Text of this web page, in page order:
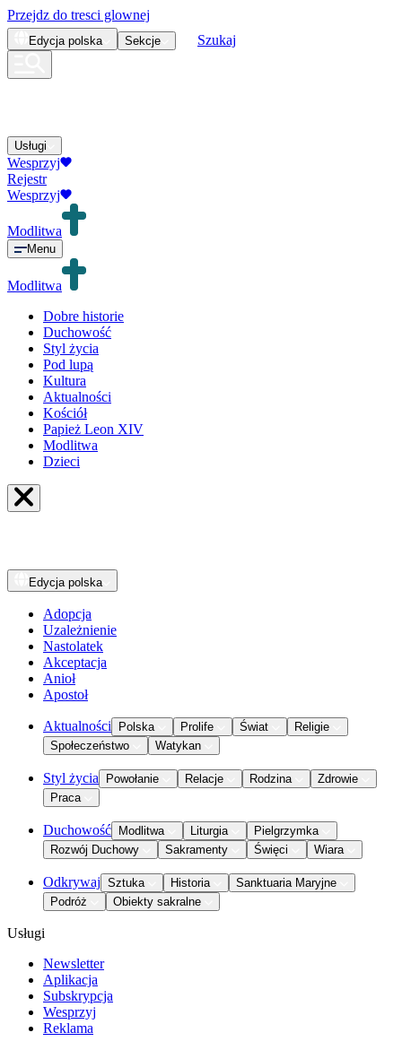
Przejdz do tresci glownej
Edycja polska Sekcje Szukaj
Usługi
Wesprzyj
Rejestr
Wesprzyj
Modlitwa
Menu
Modlitwa
Dobre historie
Duchowość
Styl życia
Pod lupą
Kultura
Aktualności
Kościół
Papież Leon XIV
Modlitwa
Dzieci
Edycja polska
Adopcja
Uzależnienie
Nastolatek
Akceptacja
Anioł
Apostoł
Aktualności Polska Prolife Świat
Religie
Społeczeństwo
Watykan
Styl życia Powołanie Relacje Rodzina
Zdrowie
Praca
Duchowość Modlitwa Liturgia
Pielgrzymka
Rozwój Duchowy
Sakramenty Święci Wiara
Odkrywaj Sztuka Historia
Sanktuaria Maryjne
Podróż
Obiekty sakralne
Usługi
Newsletter
Aplikacja
Subskrypcja
Wesprzyj
Reklama